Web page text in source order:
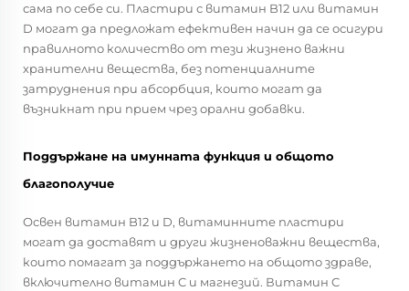
сама по себе си. Пластири с витамин B12 или витамин
D могат да предложат ефективен начин да се осигури
правилното количество от тези жизнено важни
хранителни вещества, без потенциалните
затруднения при абсорбция, които могат да
възникнат при прием чрез орални добавки.
Поддържане на имунната функция и общото
благополучие
Освен витамин B12 и D, витаминните пластири
могат да доставят и други жизненоважни вещества,
които помагат за поддържането на общото здраве,
включително витамин C и магнезий. Витамин C